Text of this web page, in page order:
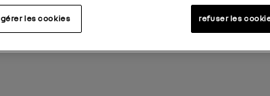
refuser les
gérer les cookies